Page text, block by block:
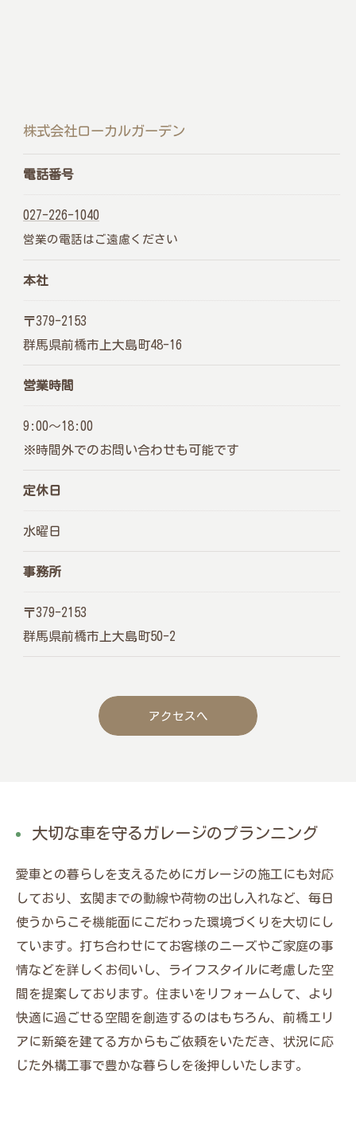
株式会社ローカルガーデン
電話番号
027-226-1040
営業の電話はご遠慮ください
本社
〒379-2153
群馬県前橋市上大島町48-16
営業時間
9:00～18:00
※時間外でのお問い合わせも可能です
定休日
水曜日
事務所
〒379-2153
群馬県前橋市上大島町50-2
アクセスへ
大切な車を守るガレージのプランニング
愛車との暮らしを支えるためにガレージの施工にも対応
しており、玄関までの動線や荷物の出し入れなど、毎日
使うからこそ機能面にこだわった環境づくりを大切にし
ています。打ち合わせにてお客様のニーズやご家庭の事
情などを詳しくお伺いし、ライフスタイルに考慮した空
間を提案しております。住まいをリフォームして、より
快適に過ごせる空間を創造するのはもちろん、前橋エリ
アに新築を建てる方からもご依頼をいただき、状況に応
じた外構工事で豊かな暮らしを後押しいたします。